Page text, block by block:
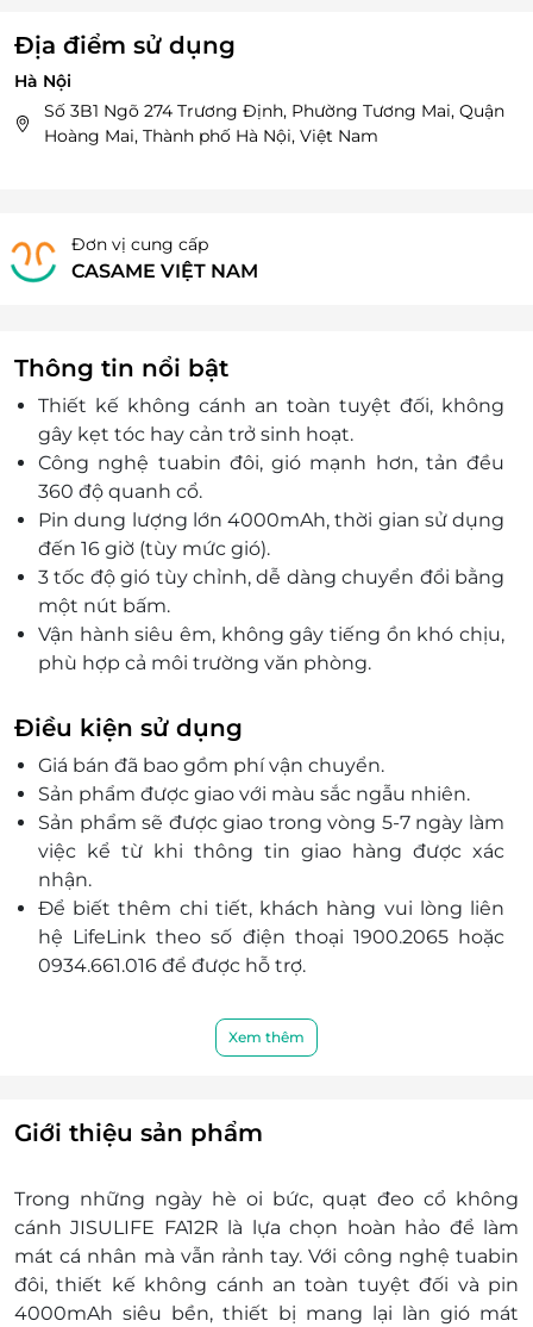
Địa điểm sử dụng
Hà Nội
Số 3B1 Ngõ 274 Trương Định, Phường Tương Mai, Quận
Hoàng Mai, Thành phố Hà Nội, Việt Nam
Đơn vị cung cấp
CASAME VIỆT NAM
Thông tin nổi bật
Thiết kế không cánh an toàn tuyệt đối, không
gây kẹt tóc hay cản trở sinh hoạt.
Công nghệ tuabin đôi, gió mạnh hơn, tản đều
360 độ quanh cổ.
Pin dung lượng lớn 4000mAh, thời gian sử dụng
đến 16 giờ (tùy mức gió).
3 tốc độ gió tùy chỉnh, dễ dàng chuyển đổi bằng
một nút bấm.
Vận hành siêu êm, không gây tiếng ồn khó chịu,
phù hợp cả môi trường văn phòng.
không mỏi cổ.
Điều kiện sử dụng
Giá bán đã bao gồm phí vận chuyển.
Sản phẩm được giao với màu sắc ngẫu nhiên.
Sản phẩm sẽ được giao trong vòng 5-7 ngày làm
việc kể từ khi thông tin giao hàng được xác
nhận.
Để biết thêm chi tiết, khách hàng vui lòng liên
hệ LifeLink theo số điện thoại 1900.2065 hoặc
0934.661.016 để được hỗ trợ.
Xem thêm
Giới thiệu sản phẩm
Trong những ngày hè oi bức, quạt đeo cổ không
cánh JISULIFE FA12R là lựa chọn hoàn hảo để làm
mát cá nhân mà vẫn rảnh tay. Với công nghệ tuabin
đôi, thiết kế không cánh an toàn tuyệt đối và pin
4000mAh siêu bền, thiết bị mang lại làn gió mát